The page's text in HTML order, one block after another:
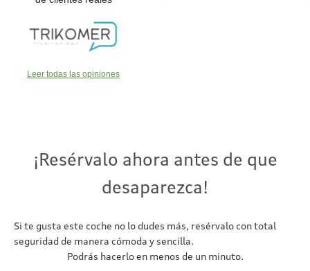
Leer todas las opiniones
¡Resérvalo ahora antes de que
desaparezca!
Si te gusta este coche no lo dudes más, resérvalo con total
seguridad de manera cómoda y sencilla.
Podrás hacerlo en menos de un minuto.